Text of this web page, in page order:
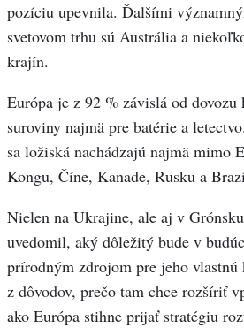
pozíciu upevnila. Ďalšími
svetovom trhu sú Austrália a
krajín.
Európa je z 92 % závislá od
suroviny najmä pre batérie a
sa ložiská nachádzajú najmä mimo
Kongu, Číne, Kanade, Rusku a
Nielen na Ukrajine, ale aj v
uvedomil, aký dôležitý bude v
prírodným zdrojom pre jeho
z dôvodov, prečo tam chce rozšíriť
ako Európa stihne prijať stratégiu